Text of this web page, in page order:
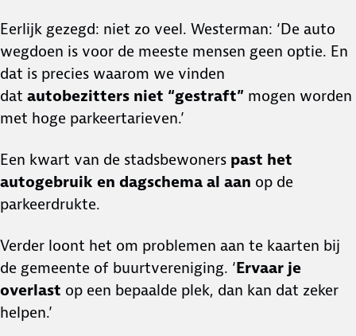
Eerlijk gezegd: niet zo veel. Westerman: ‘De auto
wegdoen is voor de meeste mensen geen optie. En
dat is precies waarom we vinden
dat autobezitters niet “gestraft” mogen worden
met hoge parkeertarieven.’
Een kwart van de stadsbewoners past het
autogebruik en dagschema al aan op de
parkeerdrukte.
Verder loont het om problemen aan te kaarten bij
de gemeente of buurtvereniging. ‘Ervaar je
overlast op een bepaalde plek, dan kan dat zeker
helpen.’